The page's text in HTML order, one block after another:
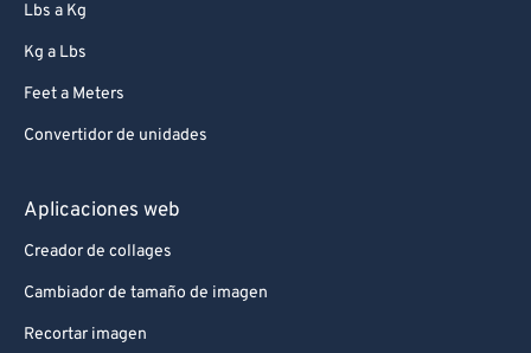
Lbs a Kg
Kg a Lbs
Feet a Meters
Convertidor de unidades
Aplicaciones web
Creador de collages
Cambiador de tamaño de imagen
Recortar imagen